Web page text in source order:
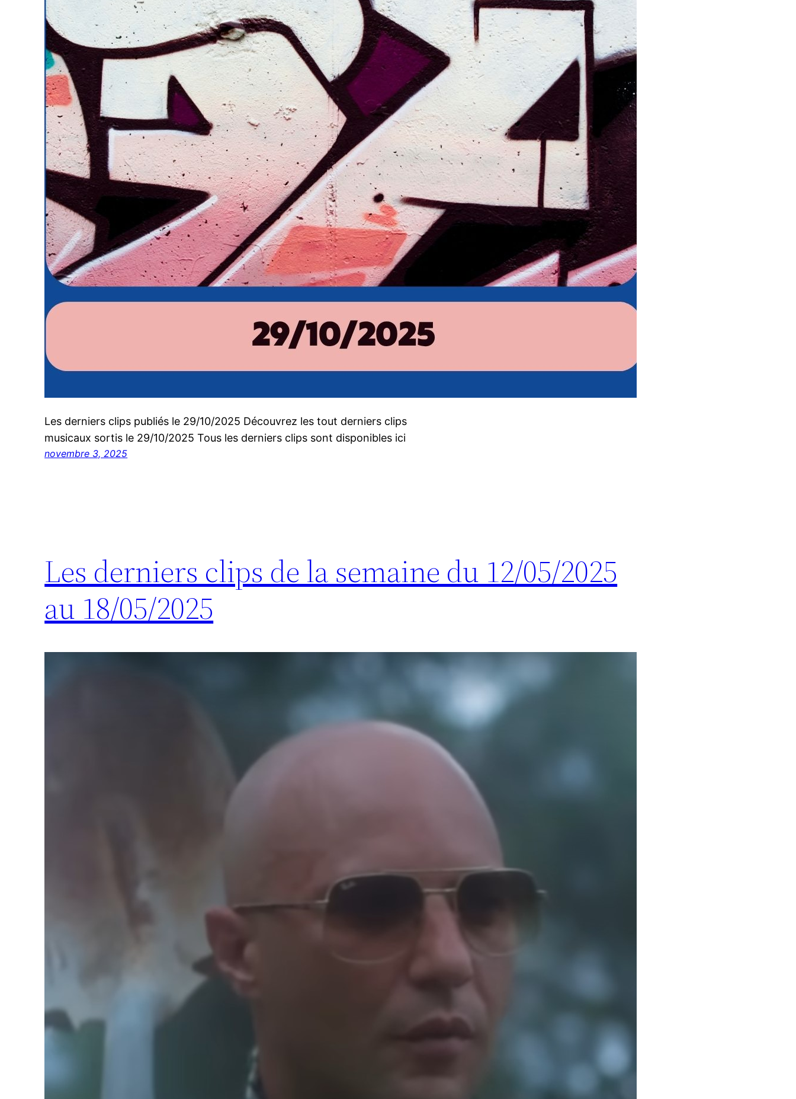
Les derniers clips publiés le 29/10/2025 Découvrez les tout derniers clips
musicaux sortis le 29/10/2025 Tous les derniers clips sont disponibles ici
novembre 3, 2025
Les derniers clips de la semaine du 12/05/2025
au 18/05/2025